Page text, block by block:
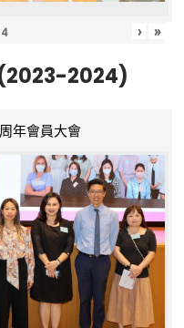
4 › »
(2023-2024)
年會員大會